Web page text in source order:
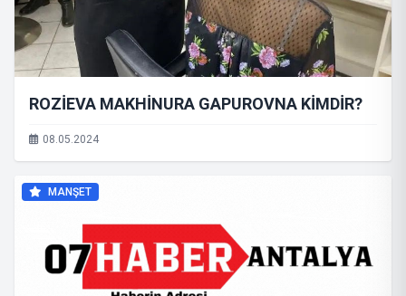
ROZİEVA MAKHİNURA GAPUROVNA KİMDİR?
08.05.2024
MANŞET